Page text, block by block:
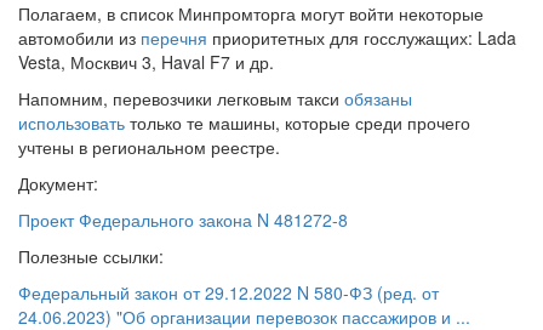
Полагаем, в список Минпромторга могут войти некоторые
автомобили из перечня приоритетных для госслужащих: Lada
Vesta, Москвич 3, Haval F7 и др.
Напомним, перевозчики легковым такси обязаны
использовать только те машины, которые среди прочего
учтены в региональном реестре.
Документ:
Проект Федерального закона N 481272-8
Полезные ссылки:
Федеральный закон от 29.12.2022 N 580-ФЗ (ред. от
24.06.2023) "Об организации перевозок пассажиров и ...